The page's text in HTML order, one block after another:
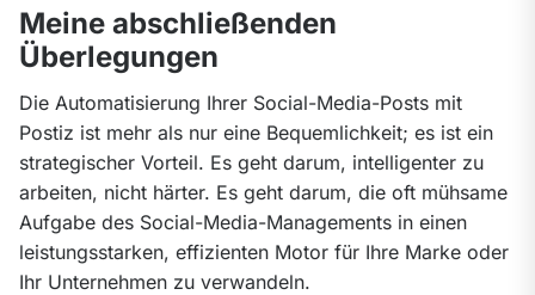
Meine abschließenden
Überlegungen
Die Automatisierung Ihrer Social-Media-Posts mit
Postiz ist mehr als nur eine Bequemlichkeit; es ist ein
strategischer Vorteil. Es geht darum, intelligenter zu
arbeiten, nicht härter. Es geht darum, die oft mühsame
Aufgabe des Social-Media-Managements in einen
leistungsstarken, effizienten Motor für Ihre Marke oder
Ihr Unternehmen zu verwandeln.